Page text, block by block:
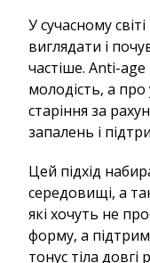
У сучасному
виглядати і
частіше. Anti-
молодість, а про
старіння за
запалень і
Цей підхід
середовищі, а
які хочуть не
форму, а
тонус тіла довгі